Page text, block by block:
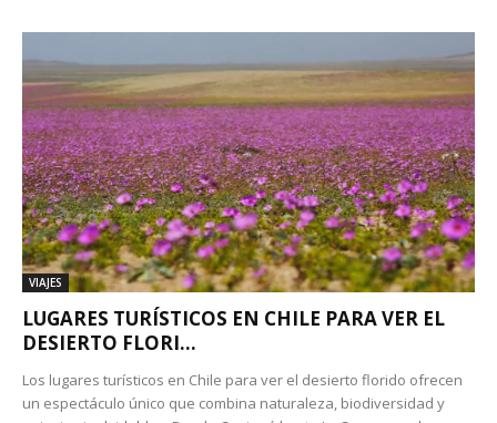
VIAJES
LUGARES TURÍSTICOS EN CHILE PARA VER EL
DESIERTO FLORI...
Los lugares turísticos en Chile para ver el desierto florido ofrecen
un espectáculo único que combina naturaleza, biodiversidad y